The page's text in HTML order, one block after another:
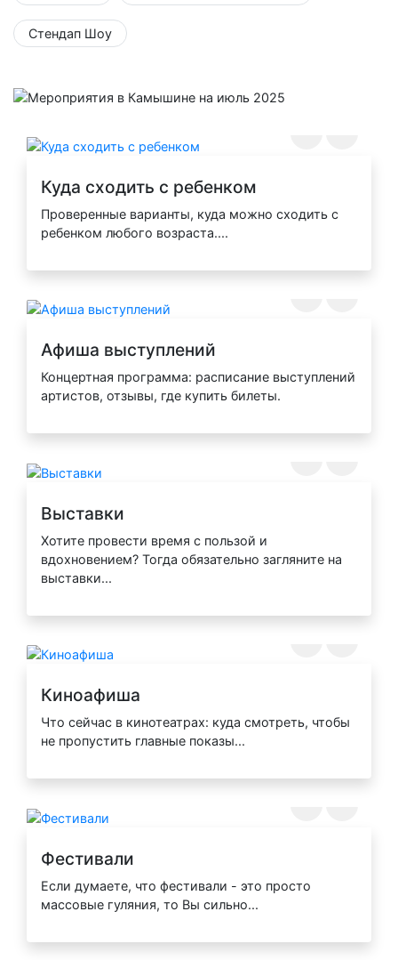
Стендап Шоу
Куда сходить с ребенком
Проверенные варианты, куда можно сходить с
ребенком любого возраста....
Афиша выступлений
Концертная программа: расписание выступлений
артистов, отзывы, где купить билеты.
Выставки
Хотите провести время с пользой и
вдохновением? Тогда обязательно загляните на
выставки...
Киноафиша
Что сейчас в кинотеатрах: куда смотреть, чтобы
не пропустить главные показы...
Фестивали
Если думаете, что фестивали - это просто
массовые гуляния, то Вы сильно...